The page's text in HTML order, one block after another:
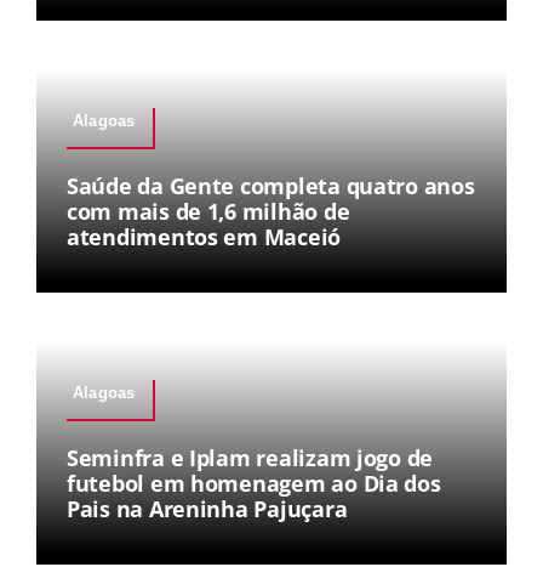
Alagoas
Saúde da Gente completa quatro anos
com mais de 1,6 milhão de
atendimentos em Maceió
Alagoas
Seminfra e Iplam realizam jogo de
futebol em homenagem ao Dia dos
Pais na Areninha Pajuçara